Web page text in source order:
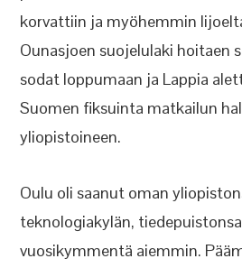
korvattiin ja myöhemmin
Ounasjoen suojelulaki hoitaen
sodat loppumaan ja Lappia
Suomen fiksuinta matkailun
yliopistoineen.
Oulu oli saanut oman
teknologiakylän,
vuosikymmentä aiemmin.